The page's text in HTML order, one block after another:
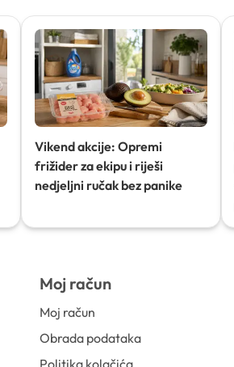
Vikend akcije: Opremi
frižider za ekipu i riješi
nedjeljni ručak bez panike
Moj račun
Moj račun
Obrada podataka
Politika kolačića